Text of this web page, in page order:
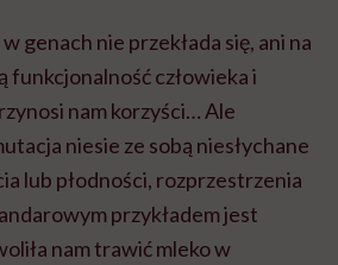
genach nie przekłada się, ani na
funkcjonalność człowieka i
nam korzyści… Ale
niesie ze sobą niesłychane
lub płodności, rozprzestrzenia
przykładem jest
nam trawić mleko w